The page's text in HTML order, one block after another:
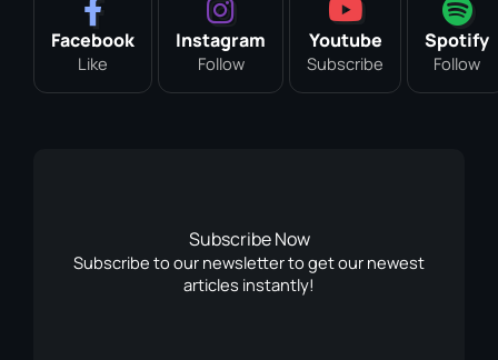
Facebook
Like
Instagram
Follow
Youtube
Subscribe
Spotify
Follow
Subscribe Now
Subscribe to our newsletter to get our newest
articles instantly!